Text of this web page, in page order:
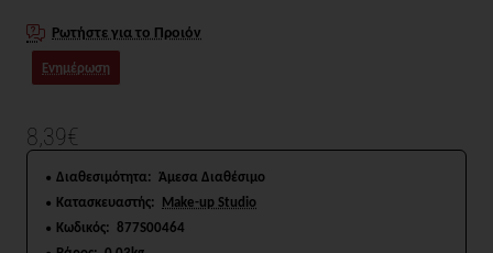
Ρωτήστε για το Προιόν
Ενημέρωση
8,39€
Διαθεσιμότητα: Άμεσα Διαθέσιμο
Κατασκευαστής: Make-up Studio
Κωδικός: 877S00464